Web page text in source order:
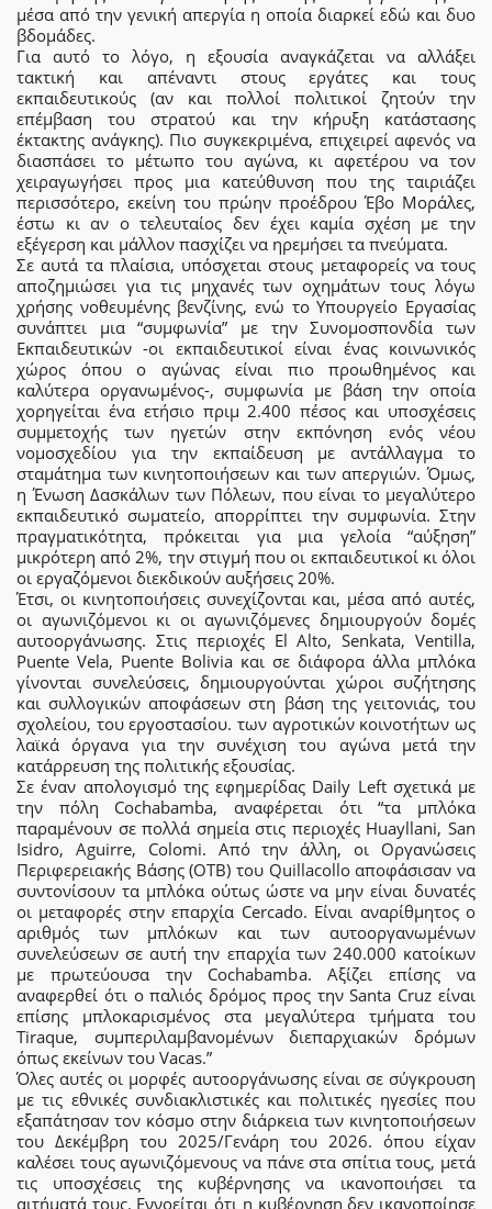
μέσα από την γενική απεργία η οποία διαρκεί εδώ και δυο
βδομάδες.
Για αυτό το λόγο, η εξουσία αναγκάζεται να αλλάξει
τακτική και απέναντι στους εργάτες και τους
εκπαιδευτικούς (αν και πολλοί πολιτικοί ζητούν την
επέμβαση του στρατού και την κήρυξη κατάστασης
έκτακτης ανάγκης). Πιο συγκεκριμένα, επιχειρεί αφενός να
διασπάσει το μέτωπο του αγώνα, κι αφετέρου να τον
χειραγωγήσει προς μια κατεύθυνση που της ταιριάζει
περισσότερο, εκείνη του πρώην προέδρου Έβο Μοράλες,
έστω κι αν ο τελευταίος δεν έχει καμία σχέση με την
εξέγερση και μάλλον πασχίζει να ηρεμήσει τα πνεύματα.
Σε αυτά τα πλαίσια, υπόσχεται στους μεταφορείς να τους
αποζημιώσει για τις μηχανές των οχημάτων τους λόγω
χρήσης νοθευμένης βενζίνης, ενώ το Υπουργείο Εργασίας
συνάπτει μια “συμφωνία” με την Συνομοσπονδία των
Εκπαιδευτικών -οι εκπαιδευτικοί είναι ένας κοινωνικός
χώρος όπου ο αγώνας είναι πιο προωθημένος και
καλύτερα οργανωμένος-, συμφωνία με βάση την οποία
χορηγείται ένα ετήσιο πριμ 2.400 πέσος και υποσχέσεις
συμμετοχής των ηγετών στην εκπόνηση ενός νέου
νομοσχεδίου για την εκπαίδευση με αντάλλαγμα το
σταμάτημα των κινητοποιήσεων και των απεργιών. Όμως,
η Ένωση Δασκάλων των Πόλεων, που είναι το μεγαλύτερο
εκπαιδευτικό σωματείο, απορρίπτει την συμφωνία. Στην
πραγματικότητα, πρόκειται για μια γελοία “αύξηση”
μικρότερη από 2%, την στιγμή που οι εκπαιδευτικοί κι όλοι
οι εργαζόμενοι διεκδικούν αυξήσεις 20%.
Έτσι, οι κινητοποιήσεις συνεχίζονται και, μέσα από αυτές,
οι αγωνιζόμενοι κι οι αγωνιζόμενες δημιουργούν δομές
αυτοοργάνωσης. Στις περιοχές El Alto, Senkata, Ventilla,
Puente Vela, Puente Bolivia και σε διάφορα άλλα μπλόκα
γίνονται συνελεύσεις, δημιουργούνται χώροι συζήτησης
και συλλογικών αποφάσεων στη βάση της γειτονιάς, του
σχολείου, του εργοστασίου. των αγροτικών κοινοτήτων ως
λαϊκά όργανα για την συνέχιση του αγώνα μετά την
κατάρρευση της πολιτικής εξουσίας.
Σε έναν απολογισμό της εφημερίδας Daily Left σχετικά με
την πόλη Cochabamba, αναφέρεται ότι “τα μπλόκα
παραμένουν σε πολλά σημεία στις περιοχές Huayllani, San
Isidro, Aguirre, Colomi. Από την άλλη, οι Οργανώσεις
Περιφερειακής Βάσης (OTB) του Quillacollo αποφάσισαν να
συντονίσουν τα μπλόκα ούτως ώστε να μην είναι δυνατές
οι μεταφορές στην επαρχία Cercado. Είναι αναρίθμητος ο
αριθμός των μπλόκων και των αυτοοργανωμένων
συνελεύσεων σε αυτή την επαρχία των 240.000 κατοίκων
με πρωτεύουσα την Cochabamba. Αξίζει επίσης να
αναφερθεί ότι ο παλιός δρόμος προς την Santa Cruz είναι
επίσης μπλοκαρισμένος στα μεγαλύτερα τμήματα του
Tiraque, συμπεριλαμβανομένων διεπαρχιακών δρόμων
όπως εκείνων του Vacas.”
Όλες αυτές οι μορφές αυτοοργάνωσης είναι σε σύγκρουση
με τις εθνικές συνδιακλιστικές και πολιτικές ηγεσίες που
εξαπάτησαν τον κόσμο στην διάρκεια των κινητοποιήσεων
του Δεκέμβρη του 2025/Γενάρη του 2026. όπου είχαν
καλέσει τους αγωνιζόμενους να πάνε στα σπίτια τους, μετά
τις υποσχέσεις της κυβέρνησης να ικανοποιήσει τα
αιτήματά τους. Εννοείται ότι η κυβέρνηση δεν ικανοποίησε